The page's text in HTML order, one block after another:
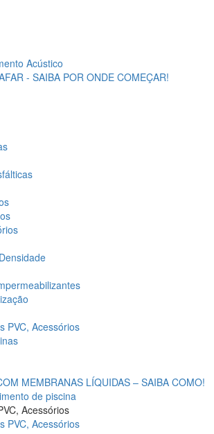
Acústico
- SAIBA POR ONDE COMEÇAR!
PVC, Acessórios
MEMBRANAS LÍQUIDAS – SAIBA COMO!
de piscina
Acessórios
PVC, Acessórios